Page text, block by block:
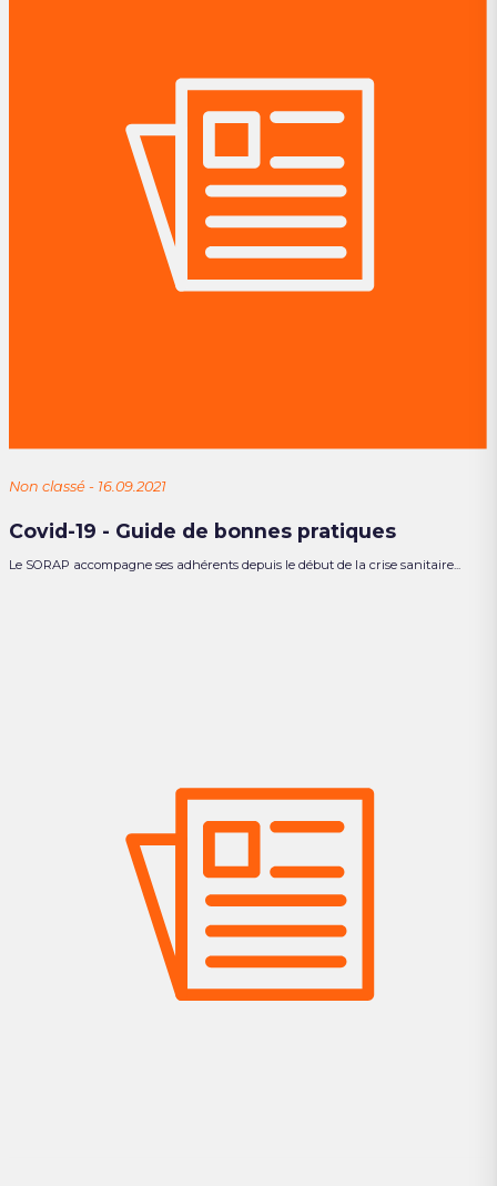
Non classé - 16.09.2021
Covid-19 - Guide de bonnes pratiques
Le SORAP accompagne ses adhérents depuis le début de la crise sanitaire...